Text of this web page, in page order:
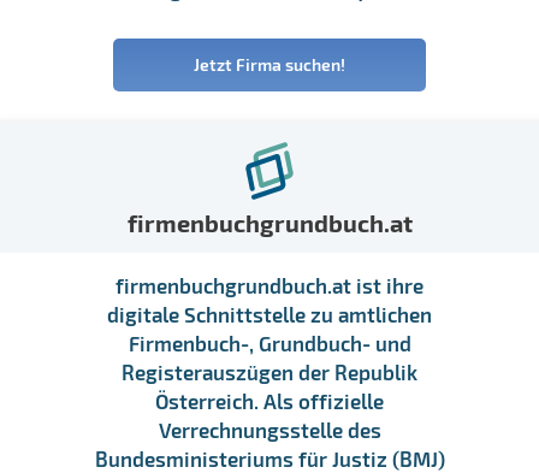
Jetzt Firma suchen!
firmenbuchgrundbuch.at
firmenbuchgrundbuch.at ist ihre
digitale Schnittstelle zu amtlichen
Firmenbuch-, Grundbuch- und
Registerauszügen der Republik
Österreich. Als offizielle
Verrechnungsstelle des
Bundesministeriums für Justiz (BMJ)